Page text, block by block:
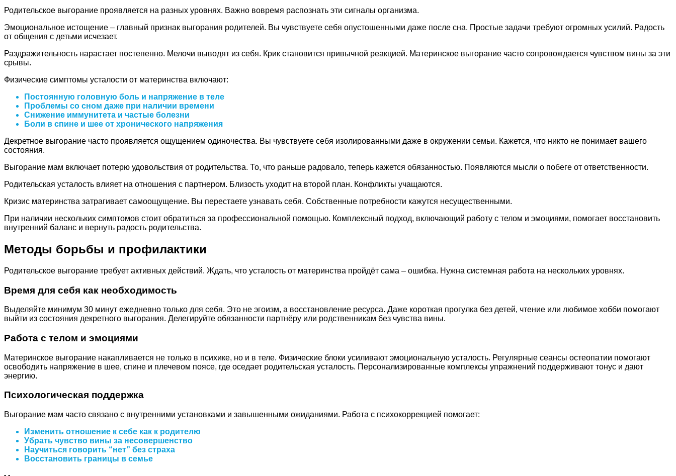
Родительское выгорание проявляется на разных уровнях. Важно вовремя распознать эти сигналы организма.
Эмоциональное истощение – главный признак выгорания родителей. Вы чувствуете себя опустошенными даже после сна. Простые задачи требуют огромных усилий. Радость
от общения с детьми исчезает.
Раздражительность нарастает постепенно. Мелочи выводят из себя. Крик становится привычной реакцией. Материнское выгорание часто сопровождается чувством вины за эти
срывы.
Физические симптомы усталости от материнства включают:
Постоянную головную боль и напряжение в теле
Проблемы со сном даже при наличии времени
Снижение иммунитета и частые болезни
Боли в спине и шее от хронического напряжения
Декретное выгорание часто проявляется ощущением одиночества. Вы чувствуете себя изолированными даже в окружении семьи. Кажется, что никто не понимает вашего
состояния.
Выгорание мам включает потерю удовольствия от родительства. То, что раньше радовало, теперь кажется обязанностью. Появляются мысли о побеге от ответственности.
Родительская усталость влияет на отношения с партнером. Близость уходит на второй план. Конфликты учащаются.
Кризис материнства затрагивает самоощущение. Вы перестаете узнавать себя. Собственные потребности кажутся несущественными.
При наличии нескольких симптомов стоит обратиться за профессиональной помощью. Комплексный подход, включающий работу с телом и эмоциями, помогает восстановить
внутренний баланс и вернуть радость родительства.
Методы борьбы и профилактики
Родительское выгорание требует активных действий. Ждать, что усталость от материнства пройдёт сама – ошибка. Нужна системная работа на нескольких уровнях.
Время для себя как необходимость
Выделяйте минимум 30 минут ежедневно только для себя. Это не эгоизм, а восстановление ресурса. Даже короткая прогулка без детей, чтение или любимое хобби помогают
выйти из состояния декретного выгорания. Делегируйте обязанности партнёру или родственникам без чувства вины.
Работа с телом и эмоциями
Материнское выгорание накапливается не только в психике, но и в теле. Физические блоки усиливают эмоциональную усталость. Регулярные сеансы остеопатии помогают
освободить напряжение в шее, спине и плечевом поясе, где оседает родительская усталость. Персонализированные комплексы упражнений поддерживают тонус и дают
энергию.
Психологическая поддержка
Выгорание мам часто связано с внутренними установками и завышенными ожиданиями. Работа с психокоррекцией помогает:
Изменить отношение к себе как к родителю
Убрать чувство вины за несовершенство
Научиться говорить “нет” без страха
Восстановить границы в семье